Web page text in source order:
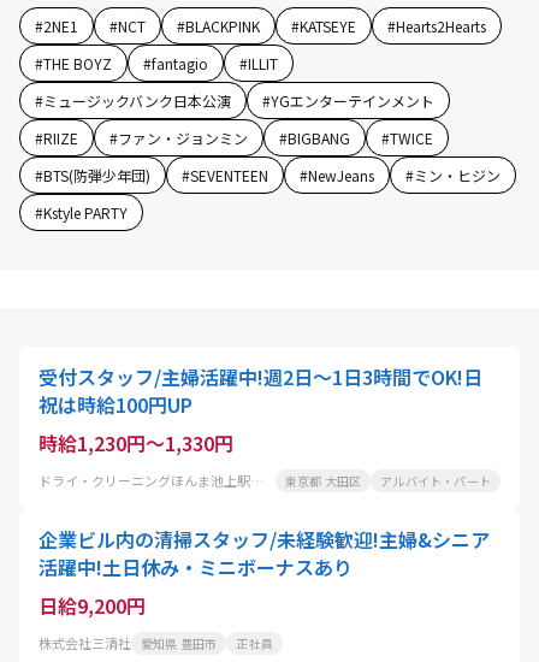
#2NE1 #NCT #BLACKPINK #KATSEYE #Hearts2Hearts
#THE BOYZ #fantagio #ILLIT
#ミュージックバンク日本公演 #YGエンターテインメント
#RIIZE #ファン・ジョンミン #BIGBANG #TWICE
#BTS(防弾少年団) #SEVENTEEN #NewJeans #ミン・ヒジン
#Kstyle PARTY
受付スタッフ/主婦活躍中!週2日～1日3時間でOK!日
祝は時給100円UP
時給1,230円～1,330円
ドライ・クリーニングほんま池上駅前店 東京都 大田区 アルバイト・パート
企業ビル内の清掃スタッフ/未経験歓迎!主婦&シニア
活躍中!土日休み・ミニボーナスあり
日給9,200円
株式会社三清社 愛知県 豊田市 正社員